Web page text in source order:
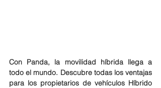
Con Panda, la movilidad híbrida llega a
todo el mundo. Descubre todas los ventajas
para los propietarios de vehículos Híbrido